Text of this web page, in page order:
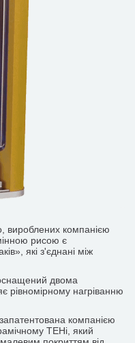
вироблених компанією
рисою є
які з'єднані між
двома
нагріванню
компанією
ТЕНі, який